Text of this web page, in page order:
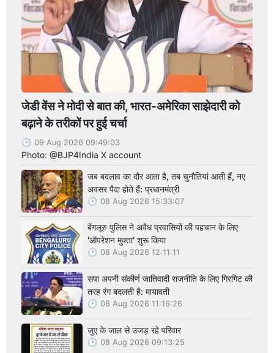
जेडी वेंस ने मोदी से बात की, भारत-अमेरिका साझेदारी को
बढ़ाने के तरीकों पर हुई चर्चा
09 Aug 2026 09:49:03
Photo: @BJP4India X account
जब बदलाव का दौर आता है, तब चुनौतियां आती हैं, नए
अवसर पैदा होते हैं: प्रधानमंत्री
08 Aug 2026 15:33:07
बेंगलूरु पुलिस ने अवैध प्रवासियों की पहचान के लिए
'ऑपरेशन मुक्ता' शुरू किया
08 Aug 2026 12:11:11
सपा अपनी संकीर्ण जातिवादी राजनीति के लिए गिरगिट की
तरह रंग बदलती है: मायावती
08 Aug 2026 11:16:26
जुए के जाल से उजड़ रहे परिवार
08 Aug 2026 09:13:25